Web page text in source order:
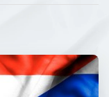
Пресса